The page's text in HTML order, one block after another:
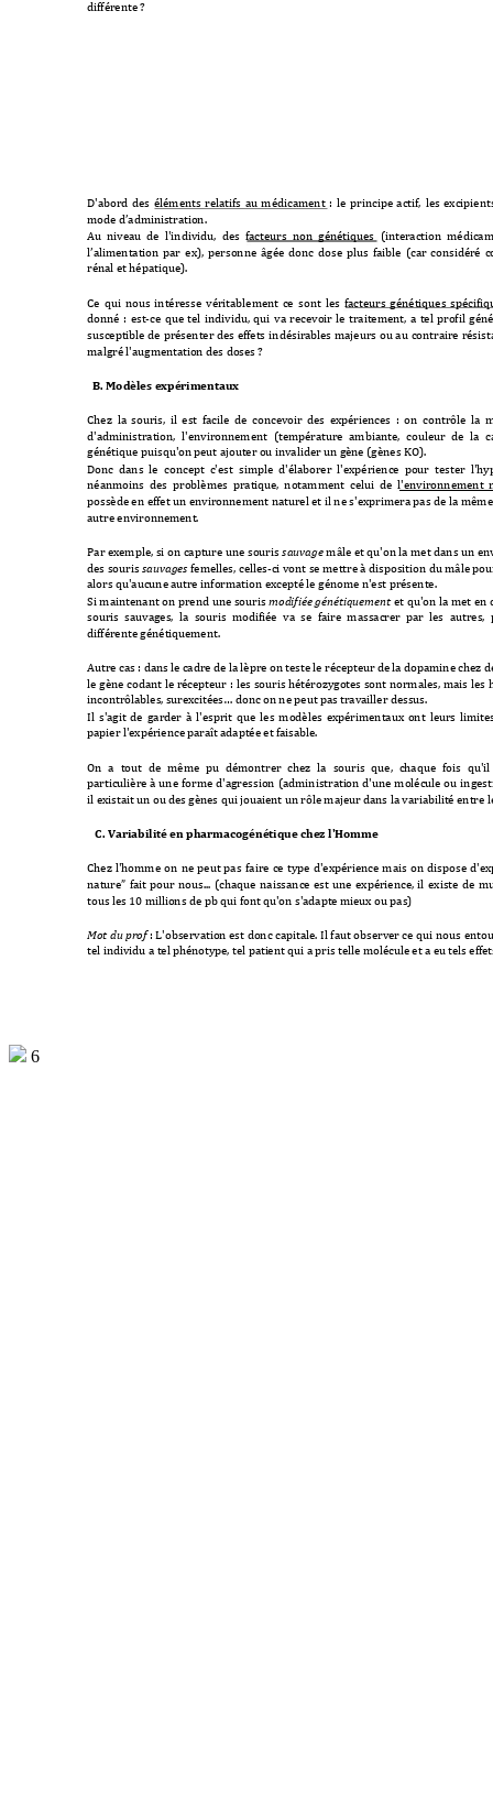
différente ?
D'abord des éléments relatifs au médicament : le principe actif, les
mode d’administration.
Au niveau de l'individu, des facteurs non génétiques (interaction
l’alimentation par ex), personne âgée donc dose plus faible (car considéré
rénal et hépatique).
Ce qui nous intéresse véritablement ce sont les facteurs génétiques
donné : est-ce que tel individu, qui va recevoir le traitement, a tel profil
susceptible de présenter des effets indésirables majeurs ou au contraire
malgré l'augmentation des doses ?
B. Modèles expérimentaux
Chez  la
  s
ouris, il est facile de  concevoir  des expériences
  :
on  contrôle  la
d'administration, l'environnement (température ambiante, couleur de la
génétique puisqu'on peut ajouter ou invalider un gène (gènes KO).
Donc dans  le concept  c'est simple  d'élaborer l'expérience  pour tester
néanmoins  des  problèmes  pratique,  notamment  celui  de  l'environnement
possède en effet un environnement naturel et il ne s'exprimera pas de la même
autre environnement.
Par exemple, si on capture une souris sauvage mâle et qu'on la met dans un
des souris sauvages femelles, celles-ci vont se mettre à disposition du mâle
alors qu'aucune autre information excepté le génome n'est présente.
Si maintenant on prend une souris modifiée génétiquement et qu'on la met en
souris sauvages, la souris modifiée va se faire massacrer par les autres,
différente génétiquement.
Autre cas : dans le cadre de la lèpre on teste le récepteur de la dopamine chez
le gène codant le récepteur : les souris hétérozygotes sont normales, mais les
incontrôlables, surexcitées… donc on ne peut pas travailler dessus.
Il s'agit de garder à l'esprit que les modèles expérimentaux ont leurs l
papier l'expérience paraît adaptée et faisable.
On a tout de même pu démontrer chez la souris que, chaque fois qu'il
particulière à une forme d'agression (administration d'une molécule ou
il existait un ou des gènes qui jouaient un rôle majeur dans la variabilité entre
C. Variabilité en pharmacogénétique chez l'Homme
Chez l'homme on ne peut pas faire ce type d'expérience mais on dispose
nature” fait pour nous... (chaque naissance est une expérience, il existe de
tous les 10 millions de pb qui font qu'on s'adapte mieux ou pas)
Mot du prof : L'observation est donc capitale. Il faut observer ce qui nous
tel individu a tel phénotype, tel patient qui a pris telle molécule et a eu tels
6